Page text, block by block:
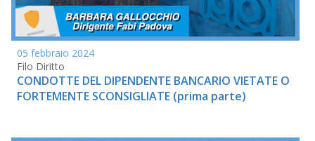
05 febbraio 2024
Filo Diritto
CONDOTTE DEL DIPENDENTE BANCARIO VIETATE O
FORTEMENTE SCONSIGLIATE (prima parte)